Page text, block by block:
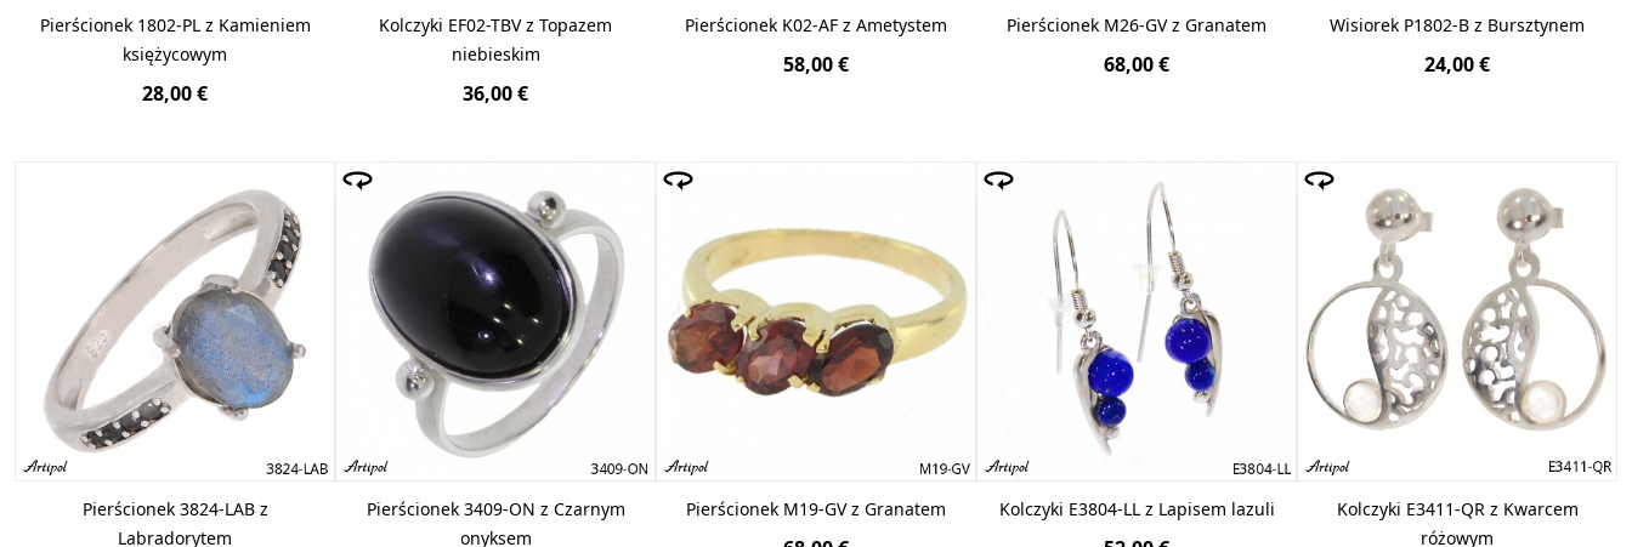
Pierścionek 1802-PL z Kamieniem
księżycowym
28,00 €
Kolczyki EF02-TBV z Topazem
niebieskim
36,00 €
Pierścionek K02-AF z Ametystem
58,00 €
Pierścionek M26-GV z Granatem
68,00 €
Wisiorek P1802-B z Bursztynem
24,00 €
Pierścionek 3824-LAB z
Labradorytem
Pierścionek 3409-ON z Czarnym
onyksem
Pierścionek M19-GV z Granatem Kolczyki E3804-LL z Lapisem lazuli
Kolczyki E3411-QR z Kwarcem
różowym